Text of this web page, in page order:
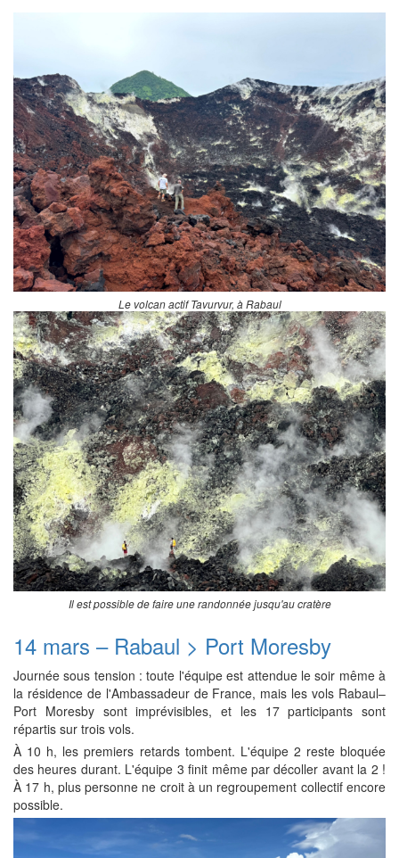
Le volcan actif Tavurvur, à Rabaul
Il est possible de faire une randonnée jusqu'au cratère
14 mars – Rabaul > Port Moresby
Journée sous tension : toute l'équipe est attendue le soir même à
la résidence de l'Ambassadeur de France, mais les vols Rabaul–
Port Moresby sont imprévisibles, et les 17 participants sont
répartis sur trois vols.
À 10 h, les premiers retards tombent. L'équipe 2 reste bloquée
des heures durant. L'équipe 3 finit même par décoller avant la 2 !
À 17 h, plus personne ne croit à un regroupement collectif encore
possible.